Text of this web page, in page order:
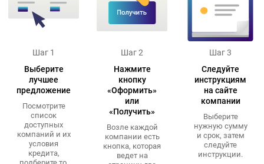
Шаг 1
Выберите
лучшее
предложение
Посмотрите
список
доступных
компаний и их
условия
кредита,
Шаг 2
Нажмите
кнопку
«Оформить»
или
«Получить»
Возле каждой
компании есть
кнопка, которая
ведет на
Шаг 3
Следуйте
инструкциям
на сайте
компании
Выберите
нужную сумму
и срок, затем
следуйте
инструкции.